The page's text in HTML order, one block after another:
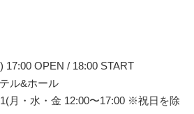
17:00 OPEN / 18:00 START
ル&ホール
月・水・金 12:00〜17:00 ※祝日を除